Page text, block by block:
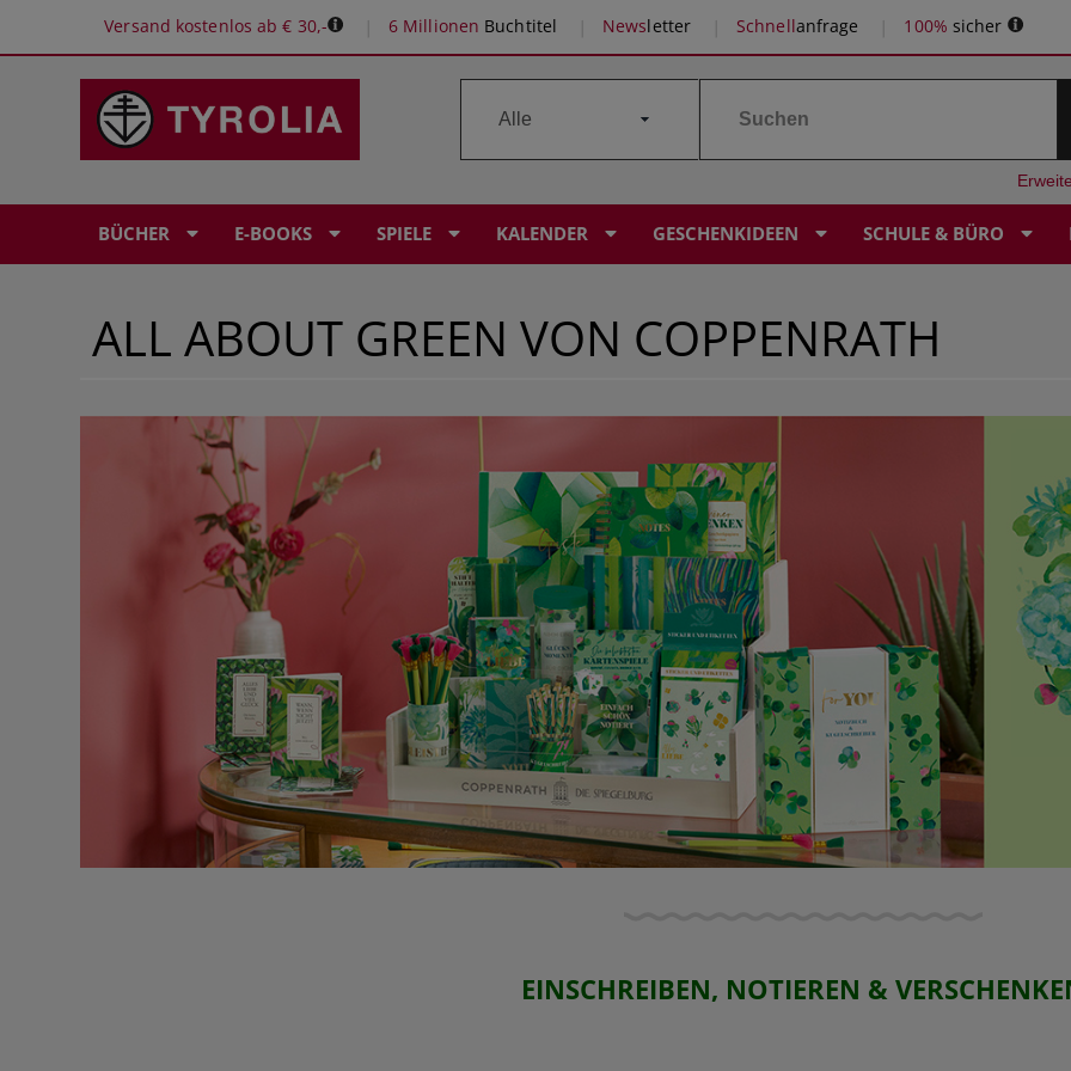
Versand kostenlos ab € 30,- 6 Millionen Buchtitel Newsletter Schnellanfrage 100% sicher
BÜCHER E-BOOKS SPIELE KALENDER GESCHENKIDEEN SCHULE & BÜRO
ALL ABOUT GREEN VON COPPENRATH
EINSCHREIBEN, NOTIEREN &